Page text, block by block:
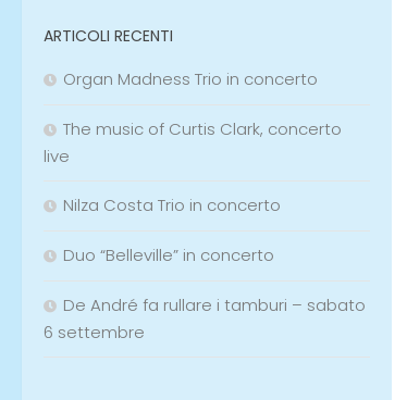
ARTICOLI RECENTI
Organ Madness Trio in concerto
The music of Curtis Clark, concerto
live
Nilza Costa Trio in concerto
Duo “Belleville” in concerto
De André fa rullare i tamburi – sabato
6 settembre